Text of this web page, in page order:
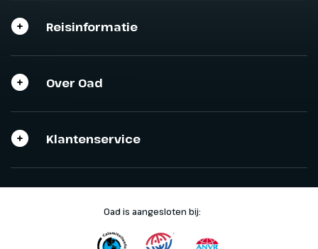
Reisinformatie
Over Oad
Klantenservice
Oad is aangesloten bij: